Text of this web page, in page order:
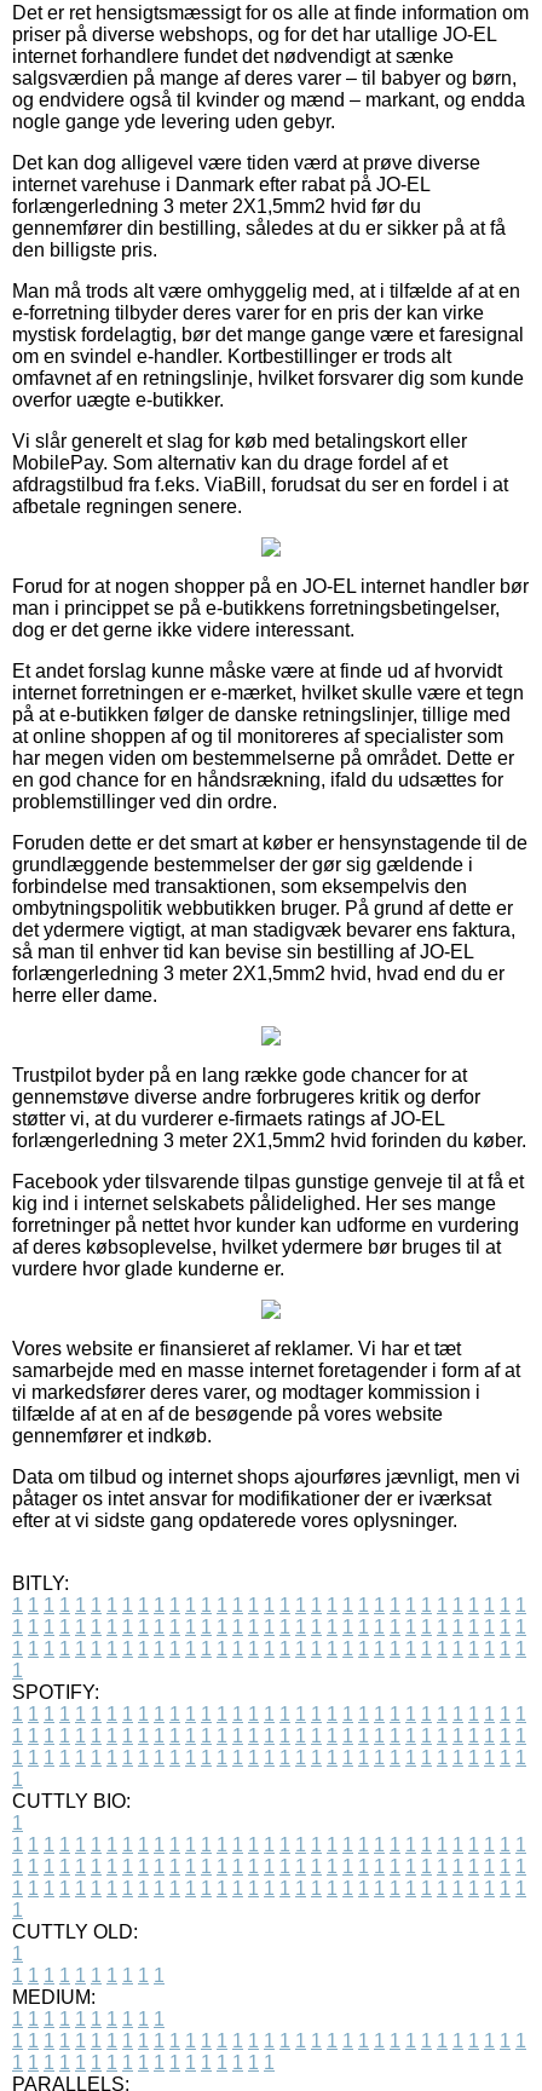
Det er ret hensigtsmæssigt for os alle at finde information om
priser på diverse webshops, og for det har utallige JO-EL
internet forhandlere fundet det nødvendigt at sænke
salgsværdien på mange af deres varer – til babyer og børn,
og endvidere også til kvinder og mænd – markant, og endda
nogle gange yde levering uden gebyr.
Det kan dog alligevel være tiden værd at prøve diverse
internet varehuse i Danmark efter rabat på JO-EL
forlængerledning 3 meter 2X1,5mm2 hvid før du
gennemfører din bestilling, således at du er sikker på at få
den billigste pris.
Man må trods alt være omhyggelig med, at i tilfælde af at en
e-forretning tilbyder deres varer for en pris der kan virke
mystisk fordelagtig, bør det mange gange være et faresignal
om en svindel e-handler. Kortbestillinger er trods alt
omfavnet af en retningslinje, hvilket forsvarer dig som kunde
overfor uægte e-butikker.
Vi slår generelt et slag for køb med betalingskort eller
MobilePay. Som alternativ kan du drage fordel af et
afdragstilbud fra f.eks. ViaBill, forudsat du ser en fordel i at
afbetale regningen senere.
Forud for at nogen shopper på en JO-EL internet handler bør
man i princippet se på e-butikkens forretningsbetingelser,
dog er det gerne ikke videre interessant.
Et andet forslag kunne måske være at finde ud af hvorvidt
internet forretningen er e-mærket, hvilket skulle være et tegn
på at e-butikken følger de danske retningslinjer, tillige med
at online shoppen af og til monitoreres af specialister som
har megen viden om bestemmelserne på området. Dette er
en god chance for en håndsrækning, ifald du udsættes for
problemstillinger ved din ordre.
Foruden dette er det smart at køber er hensynstagende til de
grundlæggende bestemmelser der gør sig gældende i
forbindelse med transaktionen, som eksempelvis den
ombytningspolitik webbutikken bruger. På grund af dette er
det ydermere vigtigt, at man stadigvæk bevarer ens faktura,
så man til enhver tid kan bevise sin bestilling af JO-EL
forlængerledning 3 meter 2X1,5mm2 hvid, hvad end du er
herre eller dame.
Trustpilot byder på en lang række gode chancer for at
gennemstøve diverse andre forbrugeres kritik og derfor
støtter vi, at du vurderer e-firmaets ratings af JO-EL
forlængerledning 3 meter 2X1,5mm2 hvid forinden du køber.
Facebook yder tilsvarende tilpas gunstige genveje til at få et
kig ind i internet selskabets pålidelighed. Her ses mange
forretninger på nettet hvor kunder kan udforme en vurdering
af deres købsoplevelse, hvilket ydermere bør bruges til at
vurdere hvor glade kunderne er.
Vores website er finansieret af reklamer. Vi har et tæt
samarbejde med en masse internet foretagender i form af at
vi markedsfører deres varer, og modtager kommission i
tilfælde af at en af de besøgende på vores website
gennemfører et indkøb.
Data om tilbud og internet shops ajourføres jævnligt, men vi
påtager os intet ansvar for modifikationer der er iværksat
efter at vi sidste gang opdaterede vores oplysninger.
BITLY:
1 1 1 1 1 1 1 1 1 1 1 1 1 1 1 1 1 1 1 1 1 1 1 1 1 1 1 1 1 1 1 1 1
1 1 1 1 1 1 1 1 1 1 1 1 1 1 1 1 1 1 1 1 1 1 1 1 1 1 1 1 1 1 1 1 1
1 1 1 1 1 1 1 1 1 1 1 1 1 1 1 1 1 1 1 1 1 1 1 1 1 1 1 1 1 1 1 1 1
1
SPOTIFY:
1 1 1 1 1 1 1 1 1 1 1 1 1 1 1 1 1 1 1 1 1 1 1 1 1 1 1 1 1 1 1 1 1
1 1 1 1 1 1 1 1 1 1 1 1 1 1 1 1 1 1 1 1 1 1 1 1 1 1 1 1 1 1 1 1 1
1 1 1 1 1 1 1 1 1 1 1 1 1 1 1 1 1 1 1 1 1 1 1 1 1 1 1 1 1 1 1 1 1
1
CUTTLY BIO:
1
1 1 1 1 1 1 1 1 1 1 1 1 1 1 1 1 1 1 1 1 1 1 1 1 1 1 1 1 1 1 1 1 1
1 1 1 1 1 1 1 1 1 1 1 1 1 1 1 1 1 1 1 1 1 1 1 1 1 1 1 1 1 1 1 1 1
1 1 1 1 1 1 1 1 1 1 1 1 1 1 1 1 1 1 1 1 1 1 1 1 1 1 1 1 1 1 1 1 1
1
CUTTLY OLD:
1
1 1 1 1 1 1 1 1 1 1
MEDIUM:
1 1 1 1 1 1 1 1 1 1
1 1 1 1 1 1 1 1 1 1 1 1 1 1 1 1 1 1 1 1 1 1 1 1 1 1 1 1 1 1 1 1 1
1 1 1 1 1 1 1 1 1 1 1 1 1 1 1 1 1
PARALLELS: